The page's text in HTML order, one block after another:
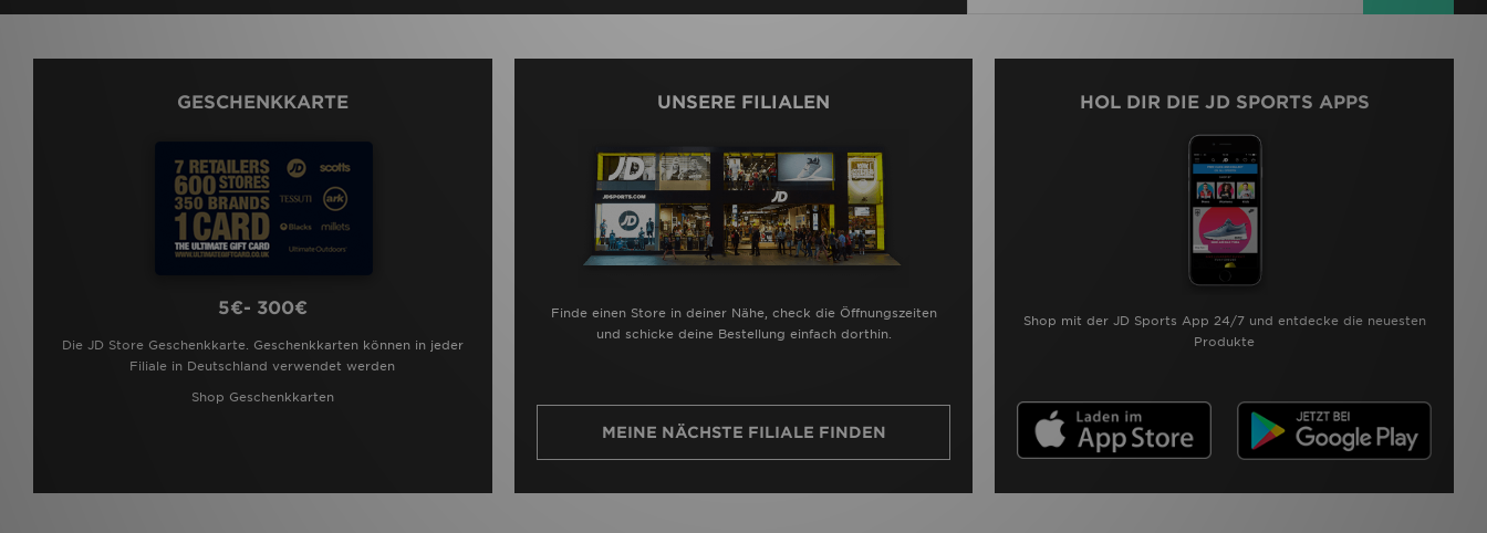
GESCHENKKARTE
5€- 300€
Die JD Store Geschenkkarte. Geschenkkarten können in jeder
Filiale in Deutschland verwendet werden
Shop Geschenkkarten
UNSERE FILIALEN
Finde einen Store in deiner Nähe, check die Öffnungszeiten
und schicke deine Bestellung einfach dorthin.
MEINE NÄCHSTE FILIALE FINDEN
HOL DIR DIE JD SPORTS APPS
Shop mit der JD Sports App 24/7 und entdecke die neuesten
Produkte